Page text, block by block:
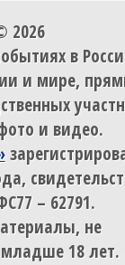
2026
в
и мире,
и видео.
– 62791.
не
18 лет.